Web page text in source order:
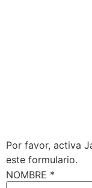
Por favor, activa
este formulario.
NOMBRE *